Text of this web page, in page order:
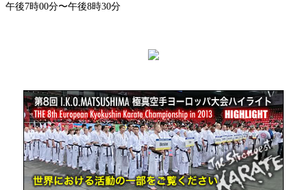
午後7時00分〜午後8時30分